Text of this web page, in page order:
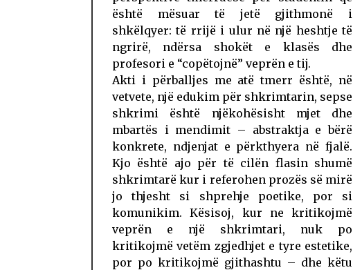
është mësuar të jetë gjithmonë i
shkëlqyer: të rrijë i ulur në një heshtje të
ngrirë, ndërsa shokët e klasës dhe
profesori e “copëtojnë” veprën e tij.
Akti i përballjes me atë tmerr është, në
vetvete, një edukim për shkrimtarin, sepse
shkrimi është njëkohësisht mjet dhe
mbartës i mendimit – abstraktja e bërë
konkrete, ndjenjat e përkthyera në fjalë.
Kjo është ajo për të cilën flasin shumë
shkrimtarë kur i referohen prozës së mirë
jo thjesht si shprehje poetike, por si
komunikim. Kësisoj, kur ne kritikojmë
veprën e një shkrimtari, nuk po
kritikojmë vetëm zgjedhjet e tyre estetike,
por po kritikojmë gjithashtu – dhe këtu